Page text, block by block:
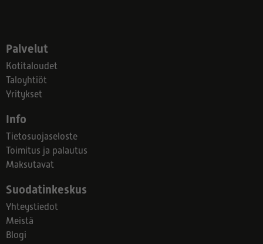
Palvelut
Kotitaloudet
Taloyhtiöt
Yritykset
Info
Tietosuojaseloste
Toimitus ja palautus
Maksutavat
Suodatinkeskus
Yhteystiedot
Meistä
Blogi